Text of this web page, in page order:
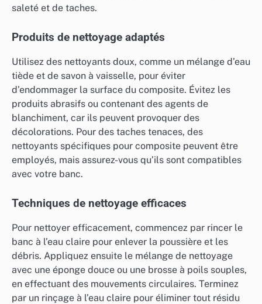
saleté et de taches.
Produits de nettoyage adaptés
Utilisez des nettoyants doux, comme un mélange d’eau
tiède et de savon à vaisselle, pour éviter
d’endommager la surface du composite. Évitez les
produits abrasifs ou contenant des agents de
blanchiment, car ils peuvent provoquer des
décolorations. Pour des taches tenaces, des
nettoyants spécifiques pour composite peuvent être
employés, mais assurez-vous qu’ils sont compatibles
avec votre banc.
Techniques de nettoyage efficaces
Pour nettoyer efficacement, commencez par rincer le
banc à l’eau claire pour enlever la poussière et les
débris. Appliquez ensuite le mélange de nettoyage
avec une éponge douce ou une brosse à poils souples,
en effectuant des mouvements circulaires. Terminez
par un rinçage à l’eau claire pour éliminer tout résidu